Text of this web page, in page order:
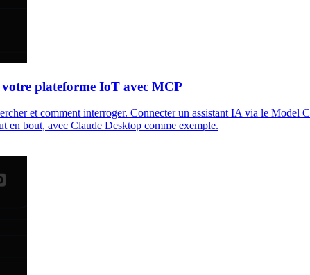
plateforme IoT avec MCP
et comment interroger. Connecter un assistant IA via le Model
en bout, avec Claude Desktop comme exemple.